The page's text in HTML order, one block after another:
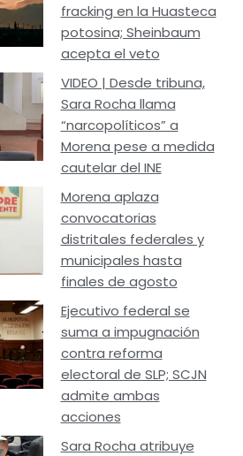
fracking en la Huasteca
potosina; Sheinbaum
acepta el veto
VIDEO | Desde tribuna,
Sara Rocha llama
“narcopolíticos” a
Morena pese a medida
cautelar del INE
Morena aplaza
convocatorias
distritales federales y
municipales hasta
finales de agosto
Ejecutivo federal se
suma a impugnación
contra reforma
electoral de SLP; SCJN
admite ambas
acciones
Sara Rocha atribuye